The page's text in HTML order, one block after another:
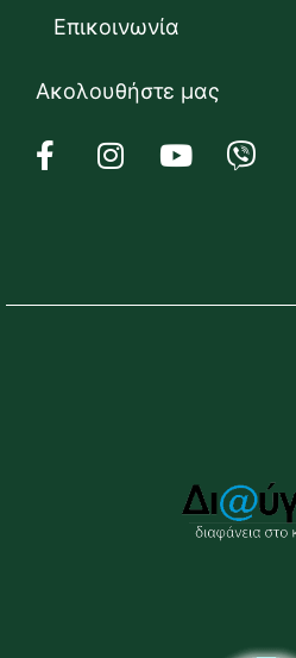
Επικοινωνία
Ακολουθήστε μας